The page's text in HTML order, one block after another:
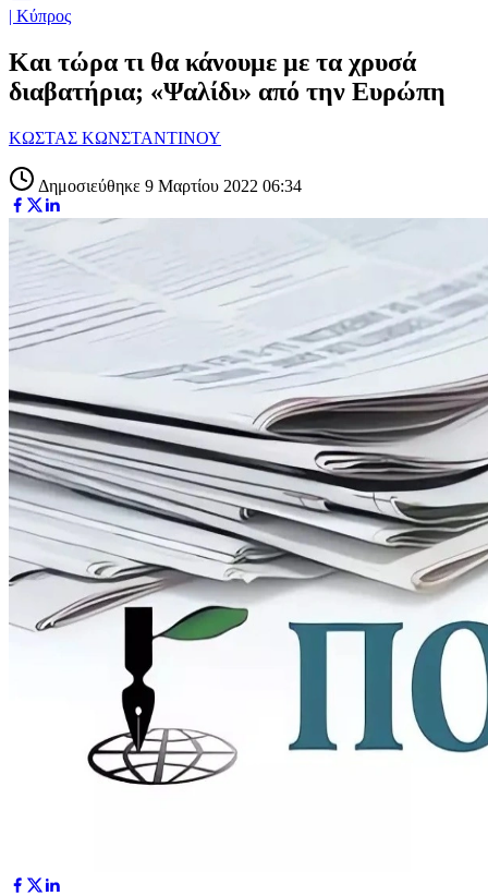
| Κύπρος
Και τώρα τι θα κάνουμε με τα χρυσά
διαβατήρια; «Ψαλίδι» από την Ευρώπη
ΚΩΣΤΑΣ ΚΩΝΣΤΑΝΤΙΝΟΥ
Δημοσιεύθηκε 9 Μαρτίου 2022 06:34